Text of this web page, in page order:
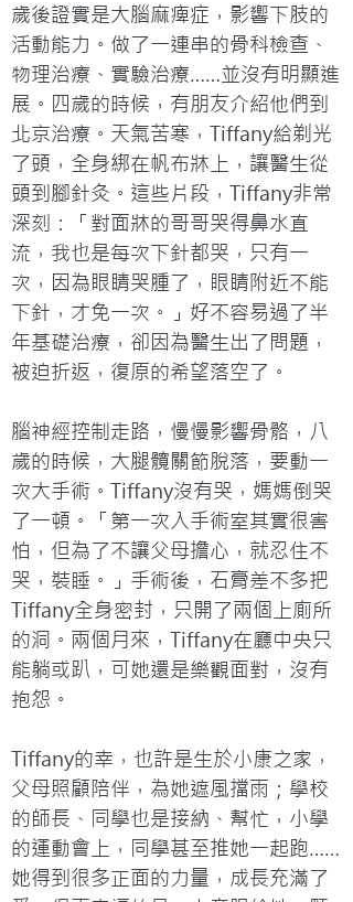
歲後證實是大腦麻痺症，影響下肢的
活動能力。做了一連串的骨科檢查、
物理治療、實驗治療……並沒有明顯進
展。四歲的時候，有朋友介紹他們到
北京治療。天氣苦寒，Tiffany給剃光
了頭，全身綁在帆布牀上，讓醫生從
頭到腳針灸。這些片段，Tiffany非常
深刻：「對面牀的哥哥哭得鼻水直
流，我也是每次下針都哭，只有一
次，因為眼睛哭腫了，眼睛附近不能
下針，才免一次。」好不容易過了半
年基礎治療，卻因為醫生出了問題，
被迫折返，復原的希望落空了。
腦神經控制走路，慢慢影響骨骼，八
歲的時候，大腿髖關節脫落，要動一
次大手術。Tiffany沒有哭，媽媽倒哭
了一頓。「第一次入手術室其實很害
怕，但為了不讓父母擔心，就忍住不
哭，裝睡。」手術後，石膏差不多把
Tiffany全身密封，只開了兩個上廁所
的洞。兩個月來，Tiffany在廳中央只
能躺或趴，可她還是樂觀面對，沒有
抱怨。
Tiffany的幸，也許是生於小康之家，
父母照顧陪伴，為她遮風擋雨；學校
的師長、同學也是接納、幫忙，小學
的運動會上，同學甚至推她一起跑……
她得到很多正面的力量，成長充滿了